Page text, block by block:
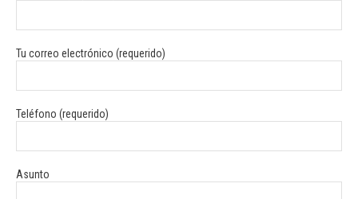
Tu correo electrónico (requerido)
Teléfono (requerido)
Asunto